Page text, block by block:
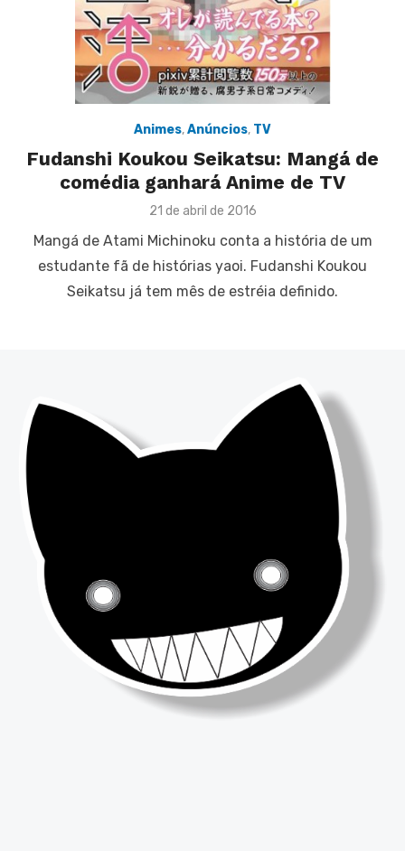
Animes,Anúncios, TV
Fudanshi Koukou Seikatsu: Mangá de
comédia ganhará Anime de TV
Posted
21 de abril de 2016
Mangá de Atami Michinoku conta a história de um
estudante fã de histórias yaoi. Fudanshi Koukou
Seikatsu já tem mês de estréia definido.